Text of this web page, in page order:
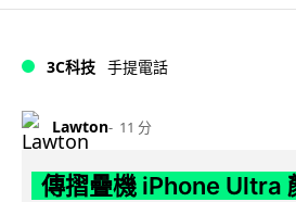
3C科技 手提電話
Lawton 11 分
傳摺疊機 iPhone Ultra